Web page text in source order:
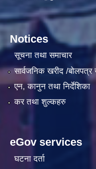
Notices
सूचना तथा समाचार
सार्वजनिक खरीद /बोलपत्र
एन, कानुन तथा निर्देशिका
कर तथा शुल्कहरु
eGov services
घटना दर्ता